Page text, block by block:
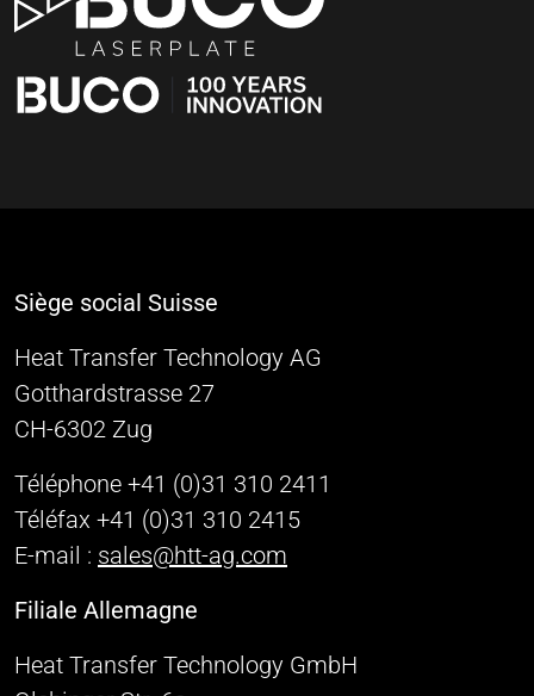
Siège social Suisse
Heat Transfer Technology AG
Gotthardstrasse 27
CH-6302 Zug
Téléphone +41 (0)31 310 2411
Téléfax +41 (0)31 310 2415
E-mail : sales@htt-ag.com
Filiale Allemagne
Heat Transfer Technology GmbH